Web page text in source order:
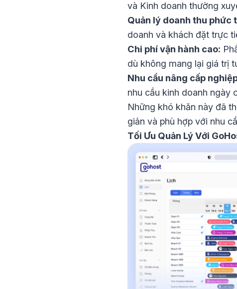
và Kinh doanh thường
Quản lý doanh thu phức
doanh và khách đặt trực
Chi phí vận hành cao:
dù không mang lại giá trị
Nhu cầu nâng cấp
nhu cầu kinh doanh ngày
Những khó khăn này đã
giản và phù hợp với nhu
Tối Ưu Quản Lý Với